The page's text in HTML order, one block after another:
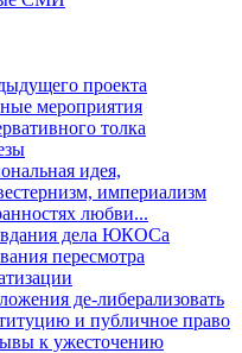
проекта
мероприятия
толка
идея,
империализм
любви...
дела ЮКОСа
пересмотра
де-либерализовать
и публичное право
к ужесточению